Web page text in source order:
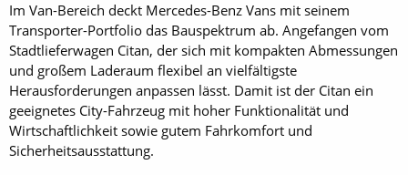
Im Van-Bereich deckt Mercedes-Benz Vans mit seinem
Transporter-Portfolio das Bauspektrum ab. Angefangen vom
Stadtlieferwagen Citan, der sich mit kompakten Abmessungen
und großem Laderaum flexibel an vielfältigste
Herausforderungen anpassen lässt. Damit ist der Citan ein
geeignetes City-Fahrzeug mit hoher Funktionalität und
Wirtschaftlichkeit sowie gutem Fahrkomfort und
Sicherheitsausstattung.